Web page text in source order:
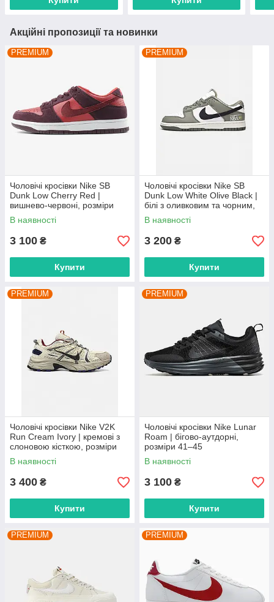
Акційні пропозиції та новинки
PREMIUM
Чоловічі кросівки Nike SB
Dunk Low Cherry Red |
вишнево-червоні, розміри
40–45
В наявності
3 100 ₴
Купити
PREMIUM
Чоловічі кросівки Nike SB
Dunk Low White Olive Black |
білі з оливковим та чорним,
розміри 41–45
В наявності
3 200 ₴
Купити
PREMIUM
Чоловічі кросівки Nike V2K
Run Cream Ivory | кремові з
слоновою кісткою, розміри
41–45
В наявності
3 400 ₴
Купити
PREMIUM
Чоловічі кросівки Nike Lunar
Roam | бігово-аутдорні,
розміри 41–45
В наявності
3 100 ₴
Купити
PREMIUM PREMIUM